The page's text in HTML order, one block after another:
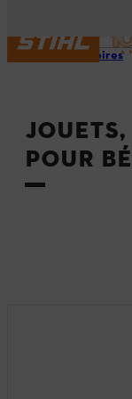
Accessoires
POUR